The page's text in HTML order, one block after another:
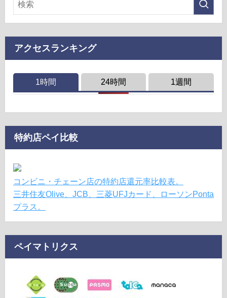
アクセスランキング
1時間 24時間 1週間
特約店ペイ比較
コンビニ・チェーン店の特約店還元率比較表。
三井住友Olive、JCB、三菱UFJカード、ローソンPonta
プラス。
ペイマトリクス